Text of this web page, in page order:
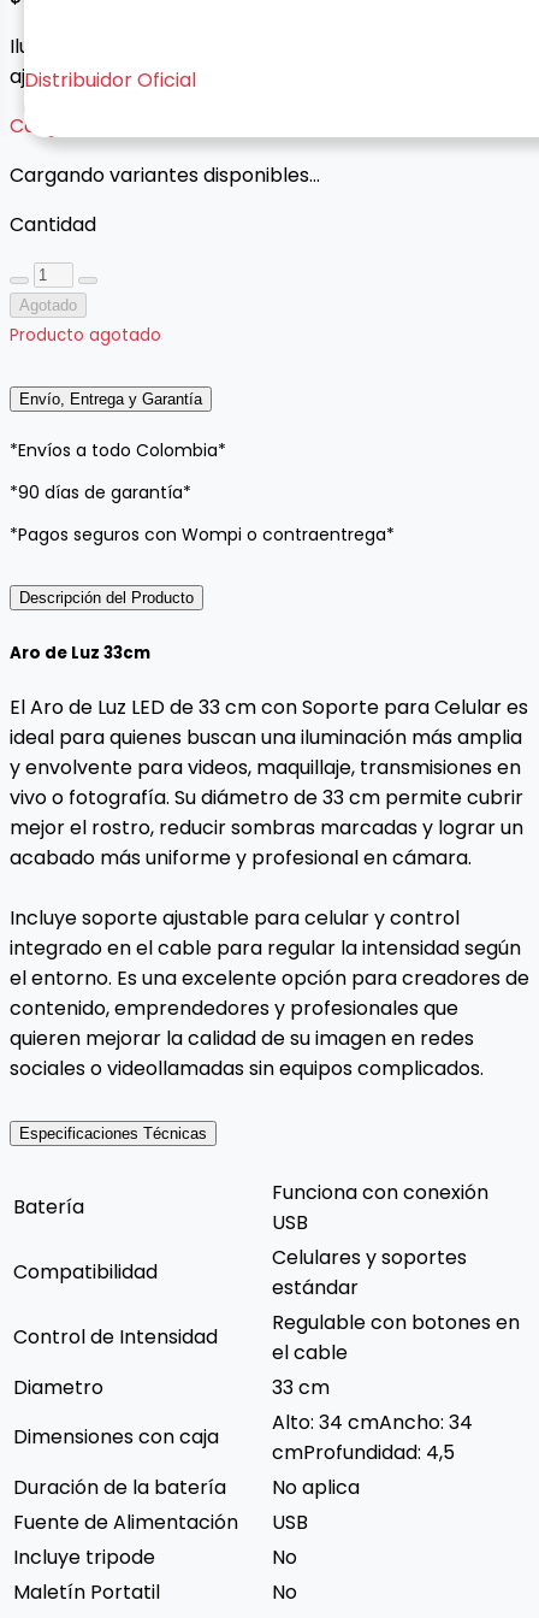
Distribuidor Oficial
Iluminación amplia y uniforme de 33 cm con brillo
ajustable para fotos, videos y transmisiones.
Cargando variantes...
Cargando variantes disponibles...
Cantidad
Agotado
Producto agotado
Envío, Entrega y Garantía
*Envíos a todo Colombia*
*90 días de garantía*
*Pagos seguros con Wompi o contraentrega*
Descripción del Producto
Aro de Luz 33cm
El Aro de Luz LED de 33 cm con Soporte para Celular es
ideal para quienes buscan una iluminación más amplia
y envolvente para videos, maquillaje, transmisiones en
vivo o fotografía. Su diámetro de 33 cm permite cubrir
mejor el rostro, reducir sombras marcadas y lograr un
acabado más uniforme y profesional en cámara.
Incluye soporte ajustable para celular y control
integrado en el cable para regular la intensidad según
el entorno. Es una excelente opción para creadores de
contenido, emprendedores y profesionales que
quieren mejorar la calidad de su imagen en redes
sociales o videollamadas sin equipos complicados.
Especificaciones Técnicas
Batería
Funciona con conexión
USB
Compatibilidad
Celulares y soportes
estándar
Control de Intensidad
Regulable con botones en
el cable
Diametro
33 cm
Dimensiones con caja
Alto: 34 cmAncho: 34
cmProfundidad: 4,5
Duración de la batería
No aplica
Fuente de Alimentación
USB
Incluye tripode
No
Maletín Portatil
No